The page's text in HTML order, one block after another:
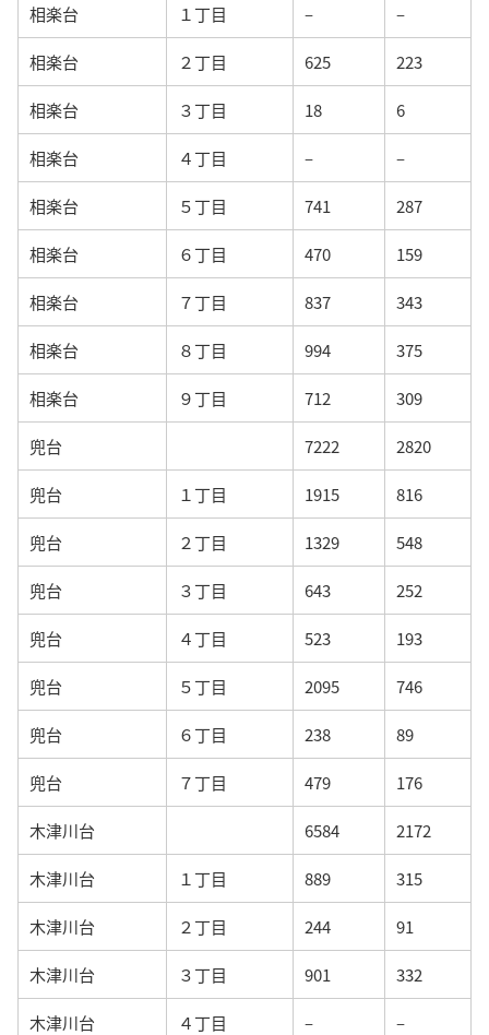
相楽台 １丁目 – –
相楽台 ２丁目 625 223
相楽台 ３丁目 18 6
相楽台 ４丁目 – –
相楽台 ５丁目 741 287
相楽台 ６丁目 470 159
相楽台 ７丁目 837 343
相楽台 ８丁目 994 375
相楽台 ９丁目 712 309
兜台 7222 2820
兜台 １丁目 1915 816
兜台 ２丁目 1329 548
兜台 ３丁目 643 252
兜台 ４丁目 523 193
兜台 ５丁目 2095 746
兜台 ６丁目 238 89
兜台 ７丁目 479 176
木津川台 6584 2172
木津川台 １丁目 889 315
木津川台 ２丁目 244 91
木津川台 ３丁目 901 332
木津川台 ４丁目 – –